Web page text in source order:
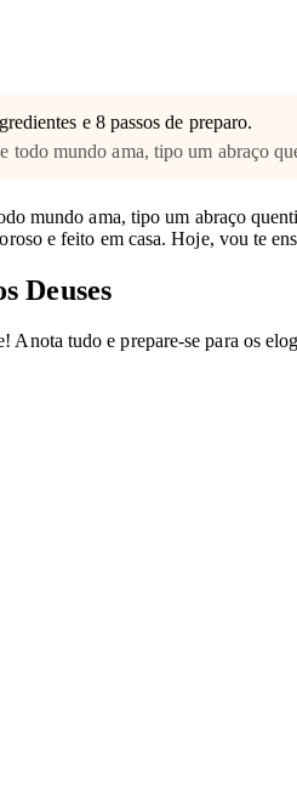
e 8 passos de preparo.
todo mundo ama, tipo um abraço
mundo ama, tipo um abraço
e feito em casa. Hoje, vou te
Deuses
Anota tudo e prepare-se para os